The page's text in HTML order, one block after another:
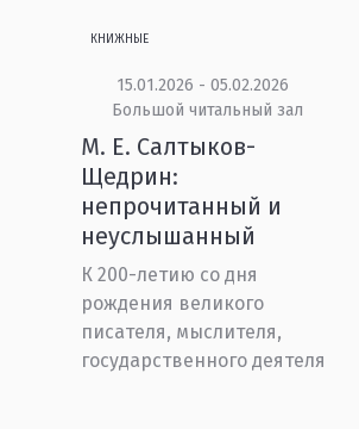
КНИЖНЫЕ
15.01.2026 - 05.02.2026
Большой читальный зал
М. Е. Салтыков-
Щедрин:
непрочитанный и
неуслышанный
К 200-летию со дня
рождения великого
писателя, мыслителя,
государственного деятеля